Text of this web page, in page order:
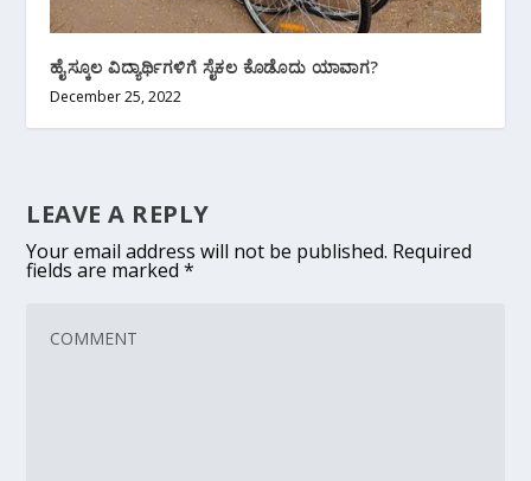
ಹೈಸ್ಕೂಲ ವಿದ್ಯಾರ್ಥಿಗಳಿಗೆ ಸೈಕಲ ಕೊಡೊದು ಯಾವಾಗ?
December 25, 2022
LEAVE A REPLY
Your email address will not be published. Required
fields are marked*